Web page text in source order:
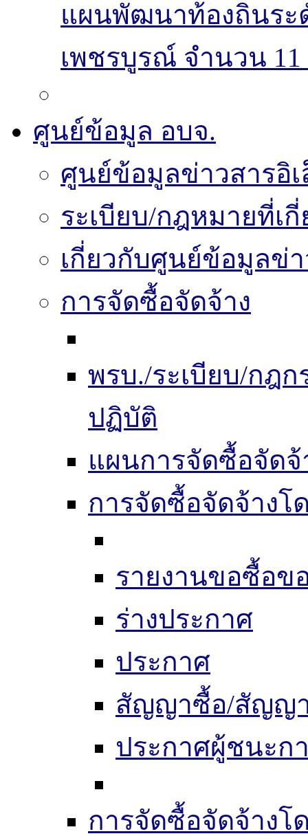
แผนพัฒนาท้องถิ่นระ
เพชรบูรณ์ จำนวน 11
ศูนย์ข้อมูล อบจ.
ศูนย์ข้อมูลข่าวสารอิ
ระเบียบ/กฎหมายที่เ
เกี่ยวกับศูนย์ข้อมูลข่
การจัดซื้อจัดจ้าง
พรบ./ระเบียบ/กฎ
ปฏิบัติ
แผนการจัดซื้อจัดจ้
การจัดซื้อจัดจ้าง
รายงานขอซื้อข
ร่างประกาศ
ประกาศ
สัญญาซื้อ/สัญญ
ประกาศผู้ชนะก
การจัดซื้อจัดจ้างโ